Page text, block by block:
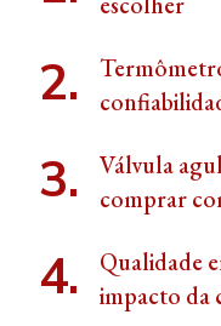
Válvula
comprar
Qualidade
impacto da